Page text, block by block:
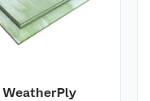
WeatherPly